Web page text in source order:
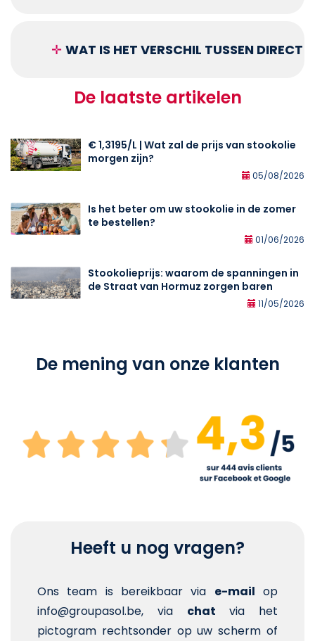
✛ WAT IS HET VERSCHIL TUSSEN DIRECT
De laatste artikelen
€ 1,3195/L | Wat zal de prijs van stookolie
morgen zijn?
05/08/2026
Is het beter om uw stookolie in de zomer
te bestellen?
01/06/2026
Stookolieprijs: waarom de spanningen in
de Straat van Hormuz zorgen baren
11/05/2026
De mening van onze klanten
Heeft u nog vragen?
Ons team is bereikbaar via e-mail op
info@groupasol.be, via chat via het
pictogram rechtsonder op uw scherm of